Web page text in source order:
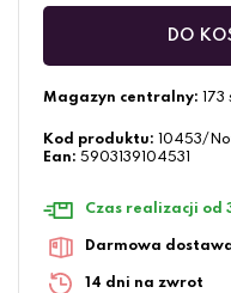
DO
Magazyn centralny: 173
Kod produktu:
10453/
Ean: 5903139104531
Czas realizacji od
Darmowa
14 dni na zwrot